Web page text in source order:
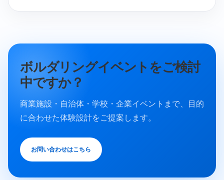
ボルダリングイベントをご検討
中ですか？
商業施設・自治体・学校・企業イベントまで、目的
に合わせた体験設計をご提案します。
お問い合わせはこちら